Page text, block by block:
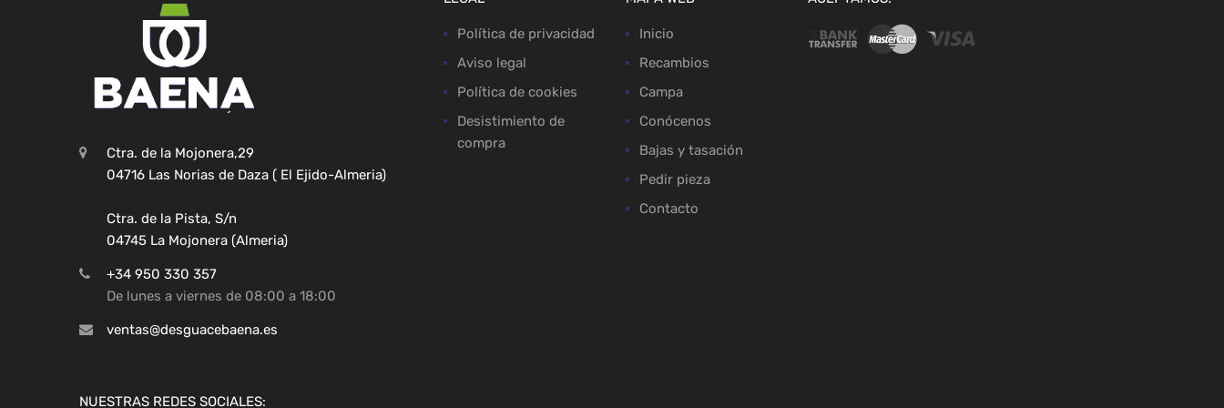
Ctra. de la Mojonera,29
04716 Las Norias de Daza ( El Ejido-Almeria)
Ctra. de la Pista, S/n
04745 La Mojonera (Almeria)
+34 950 330 357
De lunes a viernes de 08:00 a 18:00
ventas@desguacebaena.es
NUESTRAS REDES SOCIALES:
Política de privacidad
Aviso legal
Política de cookies
Desistimiento de
compra
Inicio
Recambios
Campa
Conócenos
Bajas y tasación
Pedir pieza
Contacto